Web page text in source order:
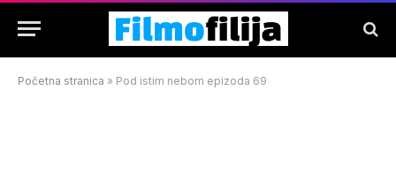
Početna stranica » Pod istim nebom epizoda 69